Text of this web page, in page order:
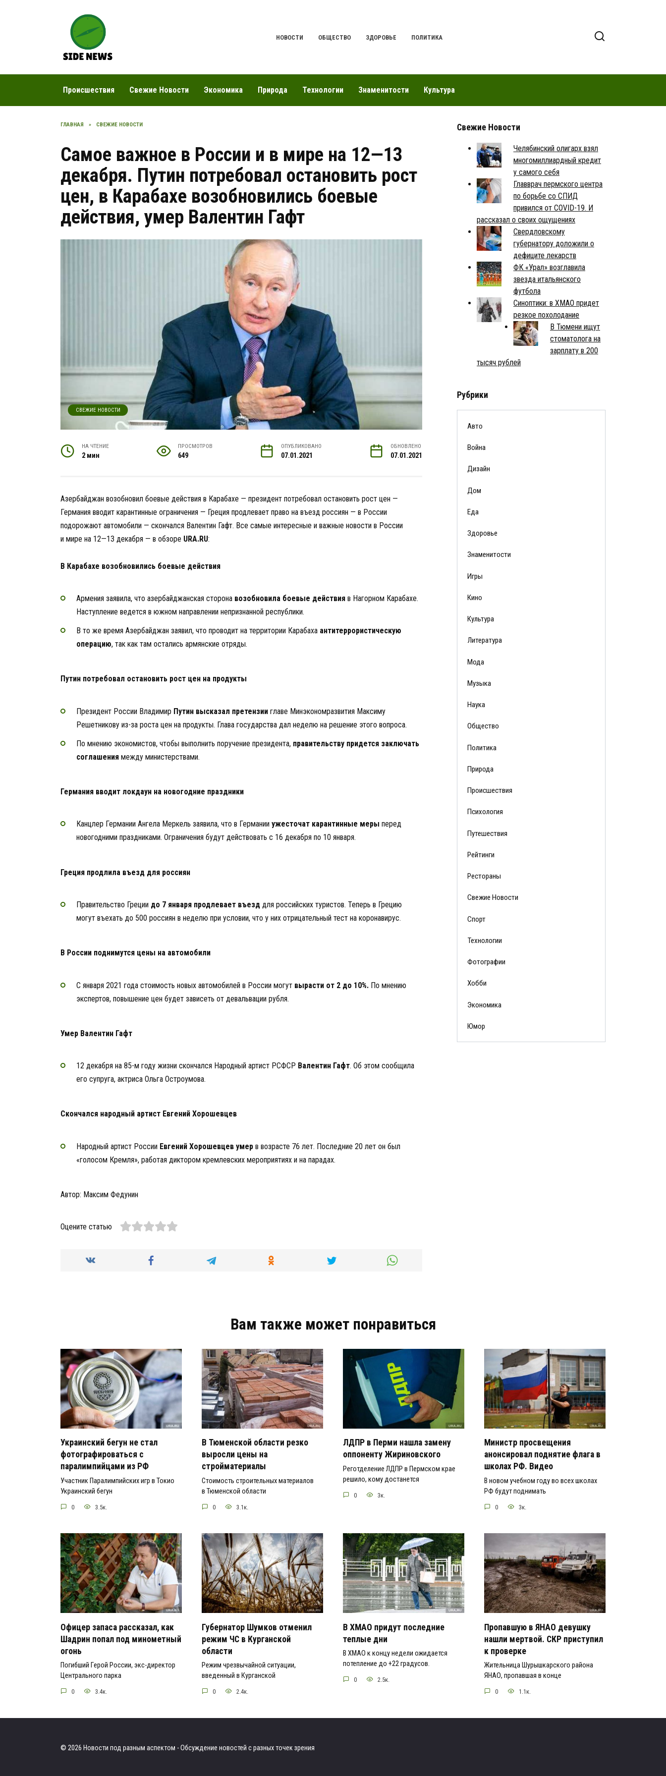
НОВОСТИ ОБЩЕСТВО ЗДОРОВЬЕ ПОЛИТИКА
Происшествия Свежие Новости Экономика Природа Технологии Знаменитости Культура
ГЛАВНАЯ » СВЕЖИЕ НОВОСТИ
Самое важное в России и в мире на 12—13
декабря. Путин потребовал остановить рост
цен, в Карабахе возобновились боевые
действия, умер Валентин Гафт
СВЕЖИЕ НОВОСТИ
НА ЧТЕНИЕ
2 мин
ПРОСМОТРОВ
649
ОПУБЛИКОВАНО
07.01.2021
ОБНОВЛЕНО
07.01.2021
Азербайджан возобновил боевые действия в Карабахе — президент потребовал остановить рост цен —
Германия вводит карантинные ограничения — Греция продлевает право на въезд россиян — в России
подорожают автомобили — скончался Валентин Гафт. Все самые интересные и важные новости в России
и мире на 12—13 декабря — в обзоре URA.RU:
В Карабахе возобновились боевые действия
Армения заявила, что азербайджанская сторона возобновила боевые действия в Нагорном Карабахе.
Наступление ведется в южном направлении непризнанной республики.
В то же время Азербайджан заявил, что проводит на территории Карабаха антитеррористическую
операцию, так как там остались армянские отряды.
Путин потребовал остановить рост цен на продукты
Президент России Владимир Путин высказал претензии главе Минэкономразвития Максиму
Решетникову из-за роста цен на продукты. Глава государства дал неделю на решение этого вопроса.
По мнению экономистов, чтобы выполнить поручение президента, правительству придется заключать
соглашения между министерствами.
Германия вводит локдаун на новогодние праздники
Канцлер Германии Ангела Меркель заявила, что в Германии ужесточат карантинные меры перед
новогодними праздниками. Ограничения будут действовать с 16 декабря по 10 января.
Греция продлила въезд для россиян
Правительство Греции до 7 января продлевает въезд для российских туристов. Теперь в Грецию
могут въехать до 500 россиян в неделю при условии, что у них отрицательный тест на коронавирус.
В России поднимутся цены на автомобили
С января 2021 года стоимость новых автомобилей в России могут вырасти от 2 до 10%. По мнению
экспертов, повышение цен будет зависеть от девальвации рубля.
Умер Валентин Гафт
12 декабря на 85-м году жизни скончался Народный артист РСФСР Валентин Гафт. Об этом сообщила
его супруга, актриса Ольга Остроумова.
Скончался народный артист Евгений Хорошевцев
Народный артист России Евгений Хорошевцев умер в возрасте 76 лет. Последние 20 лет он был
«голосом Кремля», работая диктором кремлевских мероприятиях и на парадах.
Автор: Максим Федунин
Оцените статью
Свежие Новости
Челябинский олигарх взял
многомиллиардный кредит
у самого себя
Главврач пермского центра
по борьбе со СПИД
привился от COVID-19. И
рассказал о своих ощущениях
Свердловскому
губернатору доложили о
дефиците лекарств
ФК «Урал» возглавила
звезда итальянского
футбола
Синоптики: в ХМАО придет
резкое похолодание
В Тюмени ищут
стоматолога на
зарплату в 200
тысяч рублей
Рубрики
Авто
Война
Дизайн
Дом
Еда
Здоровье
Знаменитости
Игры
Кино
Культура
Литература
Мода
Музыка
Наука
Общество
Политика
Природа
Происшествия
Психология
Путешествия
Рейтинги
Рестораны
Свежие Новости
Спорт
Технологии
Фотографии
Хобби
Экономика
Юмор
Вам также может понравиться
Украинский бегун не стал
фотографироваться с
паралимпийцами из РФ
Участник Паралимпийских игр в Токио
Украинский бегун
0 3.5к.
В Тюменской области резко
выросли цены на
стройматериалы
Стоимость строительных материалов
в Тюменской области
0 3.1к.
ЛДПР в Перми нашла замену
оппоненту Жириновского
Реготделение ЛДПР в Пермском крае
решило, кому достанется
0 3к.
Министр просвещения
анонсировал поднятие флага в
школах РФ. Видео
В новом учебном году во всех школах
РФ будут поднимать
0 3к.
Офицер запаса рассказал, как
Шадрин попал под минометный
огонь
Погибший Герой России, экс-директор
Центрального парка
0 3.4к.
Губернатор Шумков отменил
режим ЧС в Курганской
области
Режим чрезвычайной ситуации,
введенный в Курганской
0 2.4к.
В ХМАО придут последние
теплые дни
В ХМАО к концу недели ожидается
потепление до +22 градусов.
0 2.5к.
Пропавшую в ЯНАО девушку
нашли мертвой. СКР приступил
к проверке
Жительница Шурышкарского района
ЯНАО, пропавшая в конце
0 1.1к.
© 2026 Новости под разным аспектом - Обсуждение новостей с разных точек зрения